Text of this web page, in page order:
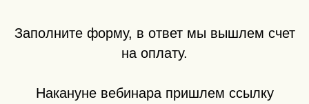
Заполните форму, в ответ мы вышлем счет
на оплату.
Накануне вебинара пришлем ссылку